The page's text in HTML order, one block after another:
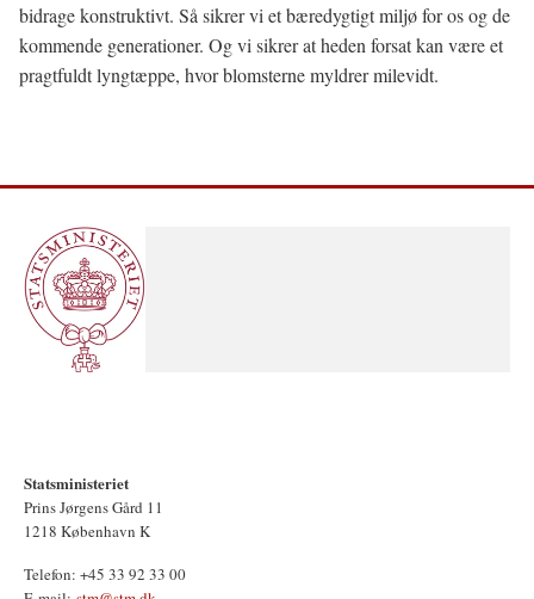
bidrage konstruktivt. Så sikrer vi et bæredygtigt miljø for os og de
kommende generationer. Og vi sikrer at heden forsat kan være et
pragtfuldt lyngtæppe, hvor blomsterne myldrer milevidt.
Statsministeriet
Prins Jørgens Gård 11
1218 København K
Telefon: +45 33 92 33 00